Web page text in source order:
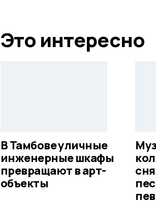
Это интересно
В Тамбове уличные
инженерные шкафы
превращают в арт-
объекты